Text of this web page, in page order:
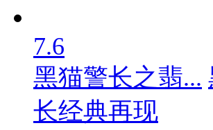
7.6
黑猫警长之翡...
长经典再现